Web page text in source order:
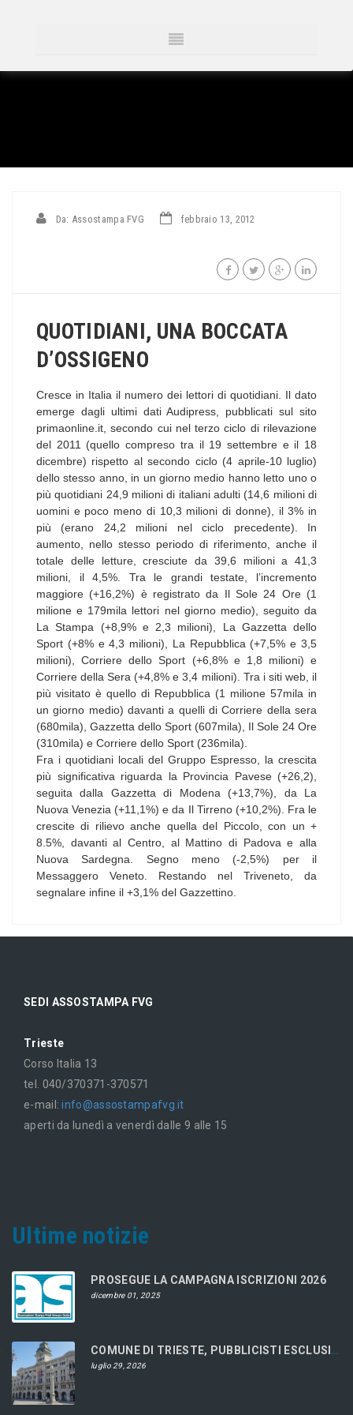
Da: Assostampa FVG febbraio 13, 2012
QUOTIDIANI, UNA BOCCATA
D’OSSIGENO
Cresce in Italia il numero dei lettori di quotidiani. Il dato
emerge dagli ultimi dati Audipress, pubblicati sul sito
primaonline.it, secondo cui nel terzo ciclo di rilevazione
del 2011 (quello compreso tra il 19 settembre e il 18
dicembre) rispetto al secondo ciclo (4 aprile-10 luglio)
dello stesso anno, in un giorno medio hanno letto uno o
più quotidiani 24,9 milioni di italiani adulti (14,6 milioni di
uomini e poco meno di 10,3 milioni di donne), il 3% in
più (erano 24,2 milioni nel ciclo precedente). In
aumento, nello stesso periodo di riferimento, anche il
totale delle letture, cresciute da 39,6 milioni a 41,3
milioni, il 4,5%. Tra le grandi testate, l’incremento
maggiore (+16,2%) è registrato da Il Sole 24 Ore (1
milione e 179mila lettori nel giorno medio), seguito da
La Stampa (+8,9% e 2,3 milioni), La Gazzetta dello
Sport (+8% e 4,3 milioni), La Repubblica (+7,5% e 3,5
milioni), Corriere dello Sport (+6,8% e 1,8 milioni) e
Corriere della Sera (+4,8% e 3,4 milioni). Tra i siti web, il
più visitato è quello di Repubblica (1 milione 57mila in
un giorno medio) davanti a quelli di Corriere della sera
(680mila), Gazzetta dello Sport (607mila), Il Sole 24 Ore
(310mila) e Corriere dello Sport (236mila).
Fra i quotidiani locali del Gruppo Espresso, la crescita
più significativa riguarda la Provincia Pavese (+26,2),
seguita dalla Gazzetta di Modena (+13,7%), da La
Nuova Venezia (+11,1%) e da Il Tirreno (+10,2%). Fra le
crescite di rilievo anche quella del Piccolo, con un +
8.5%, davanti al Centro, al Mattino di Padova e alla
Nuova Sardegna. Segno meno (-2,5%) per il
Messaggero Veneto. Restando nel Triveneto, da
segnalare infine il +3,1% del Gazzettino.
SEDI ASSOSTAMPA FVG
Trieste
Corso Italia 13
tel. 040/370371-370571
e-mail:info@assostampafvg.it
aperti da lunedì a venerdì dalle 9 alle 15
Ultime notizie
PROSEGUE LA CAMPAGNA ISCRIZIONI 2026
dicembre 01, 2025
COMUNE DI TRIESTE, PUBBLICISTI ESCLUSI DAL CONCORSO
luglio 29, 2026